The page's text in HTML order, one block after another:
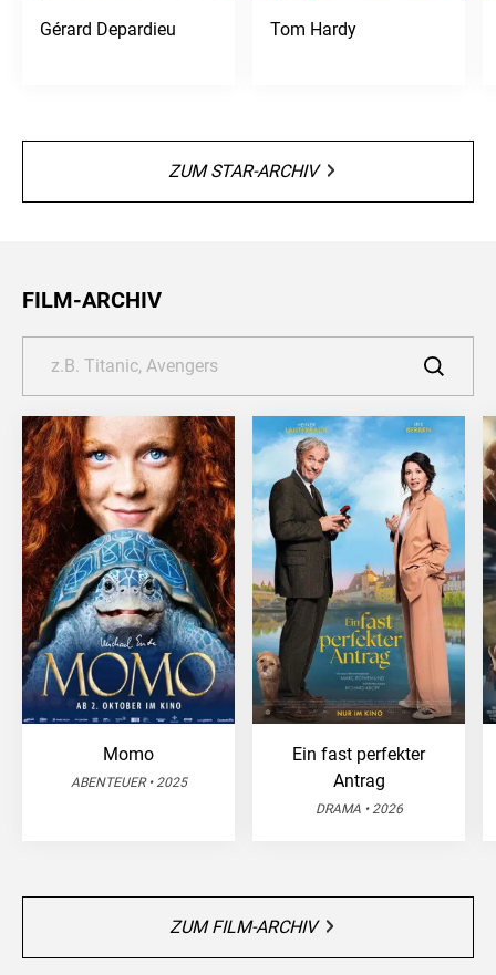
Gérard Depardieu Tom Hardy
ZUM STAR-ARCHIV
FILM-ARCHIV
Momo
ABENTEUER • 2025
Ein fast perfekter
Antrag
DRAMA • 2026
ZUM FILM-ARCHIV